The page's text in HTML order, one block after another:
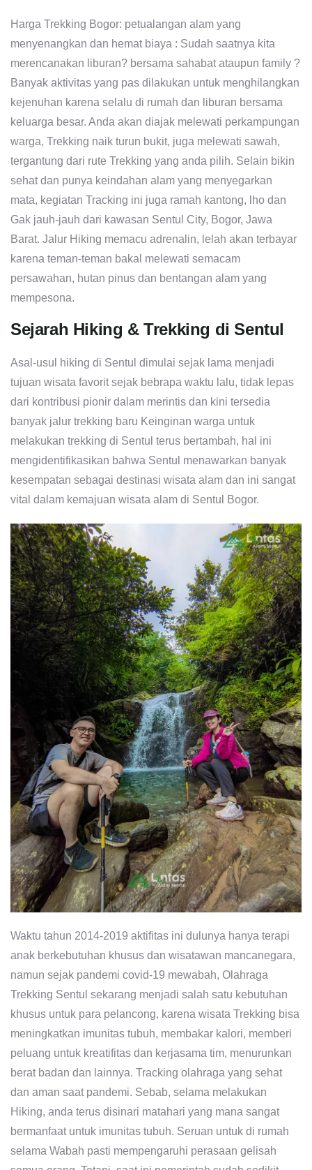
Harga Trekking Bogor: petualangan alam yang
menyenangkan dan hemat biaya : Sudah saatnya kita
merencanakan liburan? bersama sahabat ataupun family ?
Banyak aktivitas yang pas dilakukan untuk menghilangkan
kejenuhan karena selalu di rumah dan liburan bersama
keluarga besar. Anda akan diajak melewati perkampungan
warga, Trekking naik turun bukit, juga melewati sawah,
tergantung dari rute Trekking yang anda pilih. Selain bikin
sehat dan punya keindahan alam yang menyegarkan
mata, kegiatan Tracking ini juga ramah kantong, lho dan
Gak jauh-jauh dari kawasan Sentul City, Bogor, Jawa
Barat. Jalur Hiking memacu adrenalin, lelah akan terbayar
karena teman-teman bakal melewati semacam
persawahan, hutan pinus dan bentangan alam yang
mempesona.
Sejarah Hiking & Trekking di Sentul
Asal-usul hiking di Sentul dimulai sejak lama menjadi
tujuan wisata favorit sejak bebrapa waktu lalu, tidak lepas
dari kontribusi pionir dalam merintis dan kini tersedia
banyak jalur trekking baru Keinginan warga untuk
melakukan trekking di Sentul terus bertambah, hal ini
mengidentifikasikan bahwa Sentul menawarkan banyak
kesempatan sebagai destinasi wisata alam dan ini sangat
vital dalam kemajuan wisata alam di Sentul Bogor.
Waktu tahun 2014-2019 aktifitas ini dulunya hanya terapi
anak berkebutuhan khusus dan wisatawan mancanegara,
namun sejak pandemi covid-19 mewabah, Olahraga
Trekking Sentul sekarang menjadi salah satu kebutuhan
khusus untuk para pelancong, karena wisata Trekking bisa
meningkatkan imunitas tubuh, membakar kalori, memberi
peluang untuk kreatifitas dan kerjasama tim, menurunkan
berat badan dan lainnya. Tracking olahraga yang sehat
dan aman saat pandemi. Sebab, selama melakukan
Hiking, anda terus disinari matahari yang mana sangat
bermanfaat untuk imunitas tubuh. Seruan untuk di rumah
selama Wabah pasti mempengaruhi perasaan gelisah